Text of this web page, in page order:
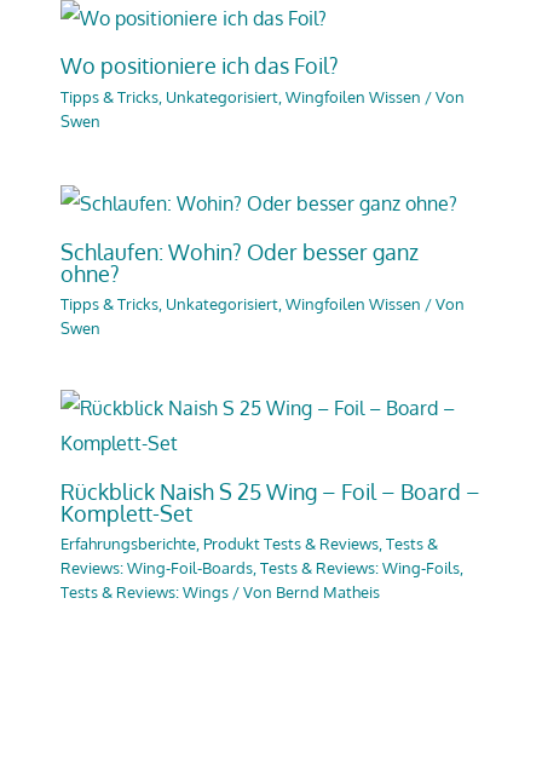
Wo positioniere ich das Foil?
Tipps & Tricks, Unkategorisiert, Wingfoilen Wissen / Von
Swen
Schlaufen: Wohin? Oder besser ganz
ohne?
Tipps & Tricks, Unkategorisiert, Wingfoilen Wissen / Von
Swen
Rückblick Naish S 25 Wing – Foil – Board –
Komplett-Set
Erfahrungsberichte, Produkt Tests & Reviews, Tests &
Reviews: Wing-Foil-Boards, Tests & Reviews: Wing-Foils,
Tests & Reviews: Wings/ Von Bernd Matheis